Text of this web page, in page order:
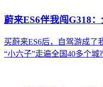
蔚来ES6伴我闯G318
买蔚来ES6后，自驾游成了
“小六子”走遍全国40多个城